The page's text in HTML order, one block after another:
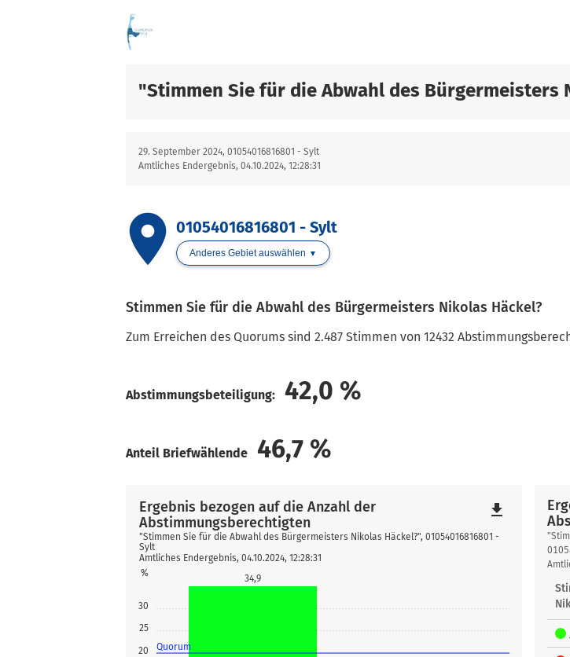
"Stimmen Sie für die Abwahl des Bürgermeisters
29. September 2024, 01054016816801 - Sylt
Amtliches Endergebnis, 04.10.2024, 12:28:31
place01054016816801 - Sylt
Anderes Gebiet auswählen
Stimmen Sie für die Abwahl des Bürgermeisters Nikolas Häckel?
Zum Erreichen des Quorums sind 2.487 Stimmen von 12432
Abstimmungsbeteiligung: 42,0 %
Anteil Briefwählende 46,7 %
20
25
30
%
34,9
Quorum
Ergebnis bezogen auf die Anzahl der
Abstimmungsberechtigten
"Stimmen Sie für die Abwahl des Bürgermeisters Nikolas Häckel?", 01054016816801 -
Sylt
Amtliches Endergebnis, 04.10.2024, 12:28:31
file_download
auf
die
der